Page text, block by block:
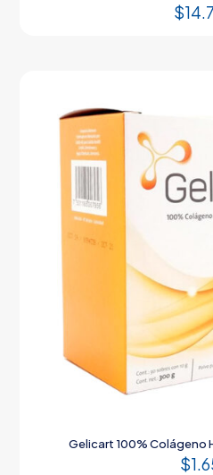
$
Gelicart 100% Colágeno
$